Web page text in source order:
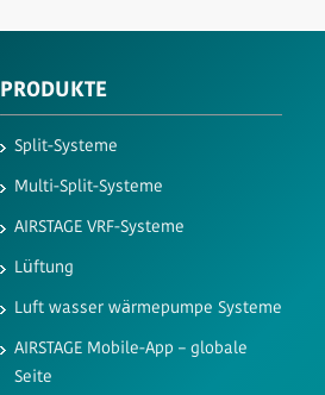
PRODUKTE
Split-Systeme
Multi-Split-Systeme
AIRSTAGE VRF-Systeme
Lüftung
Luft wasser wärmepumpe Systeme
AIRSTAGE Mobile-App – globale
Seite